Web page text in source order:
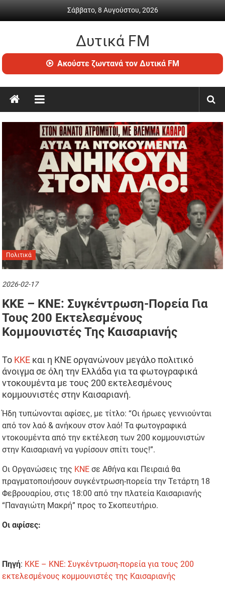
Σάββατο, 8 Αυγούστου, 2026
Δυτικά FM
Ραδιόφωνο
•
ενημέρωση
Ακούστε ζωντανά τον Δυτικά FM
Πολιτικά
2026-02-17
ΚΚΕ – ΚΝΕ: Συγκέντρωση-Πορεία Για
Τους 200 Εκτελεσμένους
Κομμουνιστές Της Καισαριανής
Το ΚΚΕ και η ΚΝΕ οργανώνουν μεγάλο πολιτικό
άνοιγμα σε όλη την Ελλάδα για τα φωτογραφικά
ντοκουμέντα με τους 200 εκτελεσμένους
κομμουνιστές στην Καισαριανή.
Ήδη τυπώνονται αφίσες, με τίτλο: “Οι ήρωες γεννιούνται
από τον λαό & ανήκουν στον λαό! Τα φωτογραφικά
ντοκουμέντα από την εκτέλεση των 200 κομμουνιστών
στην Καισαριανή να γυρίσουν σπίτι τους!”.
Οι Οργανώσεις της ΚΝΕ σε Αθήνα και Πειραιά θα
πραγματοποιήσουν συγκέντρωση-πορεία την Τετάρτη 18
Φεβρουαρίου, στις 18:00 από την πλατεία Καισαριανής
“Παναγιώτη Μακρή” προς το Σκοπευτήριο.
Οι αφίσες:
Πηγή: ΚΚΕ – ΚΝΕ: Συγκέντρωση-πορεία για τους 200
εκτελεσμένους κομμουνιστές της Καισαριανής